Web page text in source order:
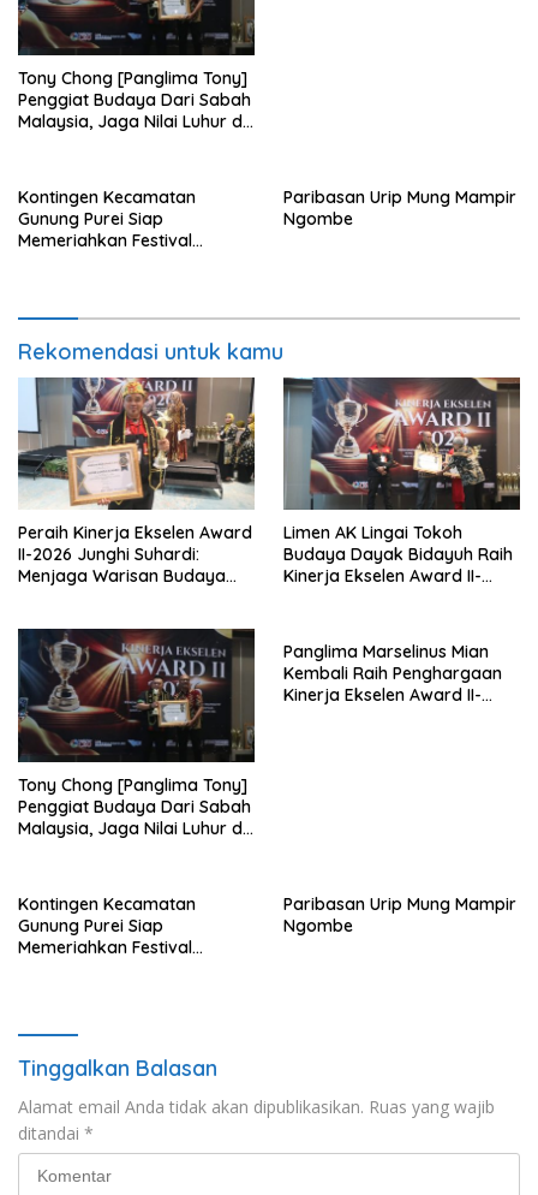
Tony Chong [Panglima Tony]
Penggiat Budaya Dari Sabah
Malaysia, Jaga Nilai Luhur di
Kontingen Kecamatan
Gunung Purei Siap
Memeriahkan Festival
Paribasan Urip Mung Mampir
Ngombe
Rekomendasi untuk kamu
Peraih Kinerja Ekselen Award
II-2026 Junghi Suhardi:
Menjaga Warisan Budaya
Limen AK Lingai Tokoh
Budaya Dayak Bidayuh Raih
Kinerja Ekselen Award II-
Tony Chong [Panglima Tony]
Penggiat Budaya Dari Sabah
Malaysia, Jaga Nilai Luhur di
Panglima Marselinus Mian
Kembali Raih Penghargaan
Kinerja Ekselen Award II-
Kontingen Kecamatan
Gunung Purei Siap
Memeriahkan Festival
Paribasan Urip Mung Mampir
Ngombe
Tinggalkan Balasan
Alamat email Anda tidak akan dipublikasikan. Ruas yang wajib
ditandai *